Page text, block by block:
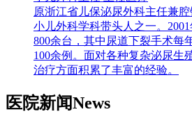
原浙江省儿保泌尿外科主任兼
小儿外科学科带头人之一。
800余台，其中尿道下裂手术每
100余例。面对各种复杂泌尿生
治疗方面积累了丰富的经验。
医院新闻News